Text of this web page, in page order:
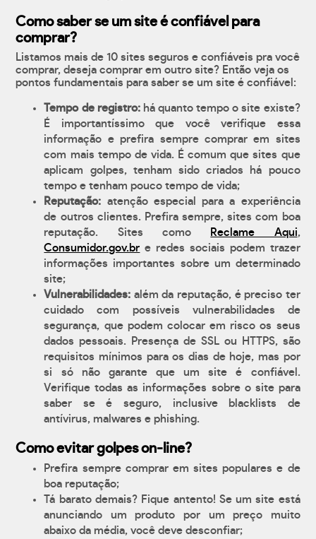
Como saber se um site é confiável para
comprar?
Listamos mais de 10 sites seguros e confiáveis pra você
comprar, deseja comprar em outro site? Então veja os
pontos fundamentais para saber se um site é confiável:
Tempo de registro:há quanto tempo o site existe?
É importantíssimo que você verifique essa
informação e prefira sempre comprar em sites
com mais tempo de vida. É comum que sites que
aplicam golpes, tenham sido criados há pouco
tempo e tenham pouco tempo de vida;
Reputação: atenção especial para a experiência
de outros clientes. Prefira sempre, sites com boa
reputação. Sites como
Reclame Aqui,
Consumidor.gov.br e redes sociais podem trazer
informações importantes sobre um determinado
site;
Vulnerabilidades: além da reputação, é preciso ter
cuidado com possíveis vulnerabilidades de
segurança, que podem colocar em risco os seus
dados pessoais. Presença de SSL ou HTTPS, são
requisitos mínimos para os dias de hoje, mas por
si só não garante que um site é confiável.
Verifique todas as informações sobre o site para
saber se é seguro, inclusive blacklists de
antívirus, malwares e phishing.
Como evitar golpes on-line?
Prefira sempre comprar em sites populares e de
boa reputação;
Tá barato demais? Fique antento! Se um site está
anunciando um produto por um preço muito
abaixo da média, você deve desconfiar;